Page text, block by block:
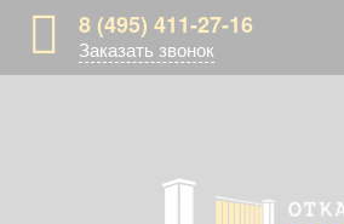
8 (495) 411-27-16
Заказать звонок